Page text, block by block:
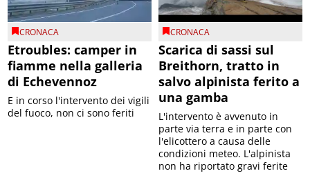
CRONACA
Etroubles: camper in
fiamme nella galleria
di Echevennoz
E in corso l'intervento dei vigili
del fuoco, non ci sono feriti
CRONACA
Scarica di sassi sul
Breithorn, tratto in
salvo alpinista ferito a
una gamba
L'intervento è avvenuto in
parte via terra e in parte con
l'elicottero a causa delle
condizioni meteo. L'alpinista
non ha riportato gravi ferite